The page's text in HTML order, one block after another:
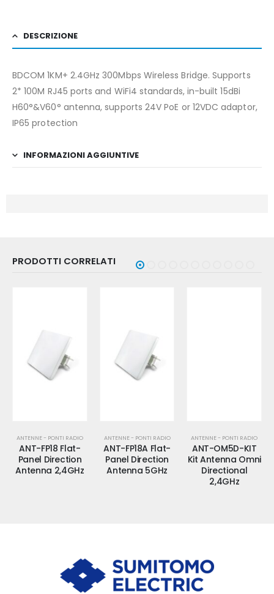
DESCRIZIONE
BDCOM 1KM+ 2.4GHz 300Mbps Wireless Bridge. Supports
2* 100M RJ45 ports and WiFi4 standards, in-built 15dBi
H60°&V60° antenna, supports 24V PoE or 12VDC adaptor,
IP65 protection
INFORMAZIONI AGGIUNTIVE
PRODOTTI CORRELATI
ANTENNE - PONTI RADIO
ANT-FP18 Flat-
Panel Direction
Antenna 2,4GHz
ANTENNE - PONTI RADIO
ANT-FP18A Flat-
Panel Direction
Antenna 5GHz
ANTENNE - PONTI RADIO
ANT-OM5D-KIT
Kit Antenna Omni
Directional
2,4GHz